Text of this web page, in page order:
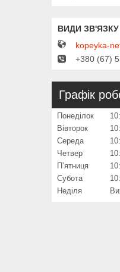
kopeyka-
+380 (67)
Графік
Понеділок
Вівторок
Середа
Четвер
Пʼятниця
Субота
Неділя